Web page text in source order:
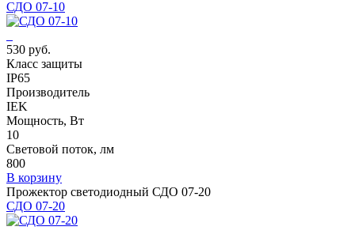
СДО 07-10
530 руб.
Класс защиты
IP65
Производитель
IEK
Мощность, Вт
10
Световой поток, лм
800
В корзину
Прожектор светодиодный СДО 07-20
СДО 07-20